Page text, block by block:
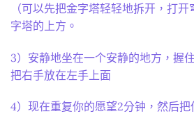
（可以先把金字塔轻轻地拆开，打
字塔的上方。
3）安静地坐在一个安静的地方，握
把右手放在左手上面
4）现在重复你的愿望2分钟，然后